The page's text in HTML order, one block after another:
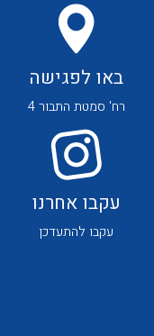
לכל מוצרי היצרן
לכל מוצרי היצרן
באו לפגישה
רח' סמטת התבור 4
עקבו אחרנו
עקבו להתעדכן